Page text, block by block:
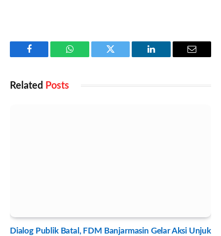
Facebook WhatsApp Twitter LinkedIn Email
Related Posts
Dialog Publik Batal, FDM Banjarmasin Gelar Aksi Unjuk